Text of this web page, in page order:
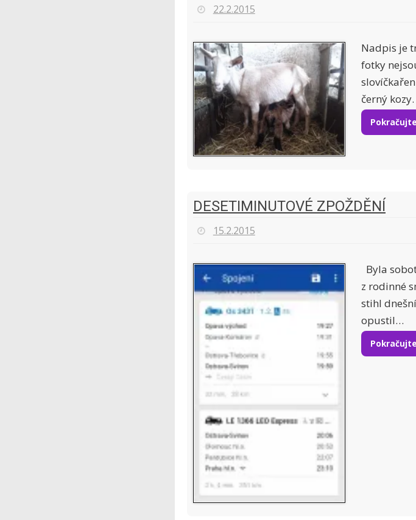
22.2.2015
Nadpis je
fotky
černý
DESETIMINUTOVÉ ZPOŽDĚNÍ
15.2.2015
Byla
z rodinné
stihl
opustil…